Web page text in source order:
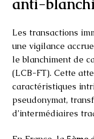
anti-
Les transactions
une vigilance
le blanchiment de
(LCB-FT). Cette
caractéristiques
pseudonymat,
d’intermédiaires